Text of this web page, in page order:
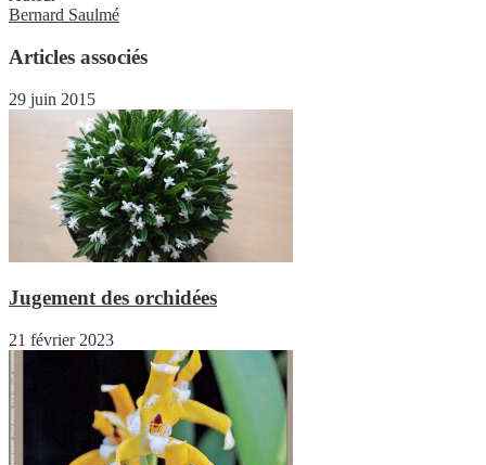
Bernard Saulmé
Articles associés
29 juin 2015
Jugement des orchidées
21 février 2023